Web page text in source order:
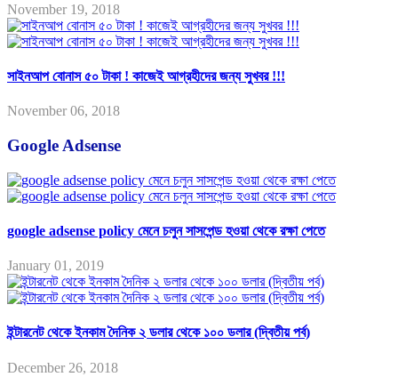
November 19, 2018
সাইনআপ বোনাস ৫০ টাকা ! কাজেই আগ্রহীদের জন্য সুখবর !!!
November 06, 2018
Google Adsense
google adsense policy মেনে চলুন সাসপেন্ড হওয়া থেকে রক্ষা পেতে
January 01, 2019
ইন্টারনেট থেকে ইনকাম দৈনিক ২ ডলার থেকে ১০০ ডলার (দ্বিতীয় পর্ব)
December 26, 2018